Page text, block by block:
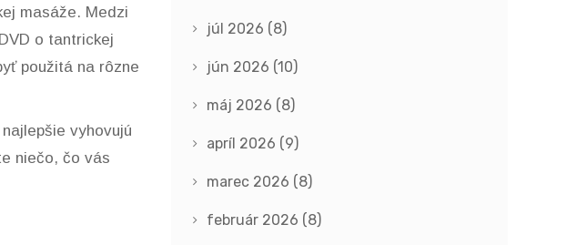
masáže. Medzi
o tantrickej
použitá na rôzne
vyhovujú
niečo, čo vás
júl 2026 (8)
jún 2026 (10)
máj 2026 (8)
apríl 2026 (9)
marec 2026 (8)
február 2026 (8)